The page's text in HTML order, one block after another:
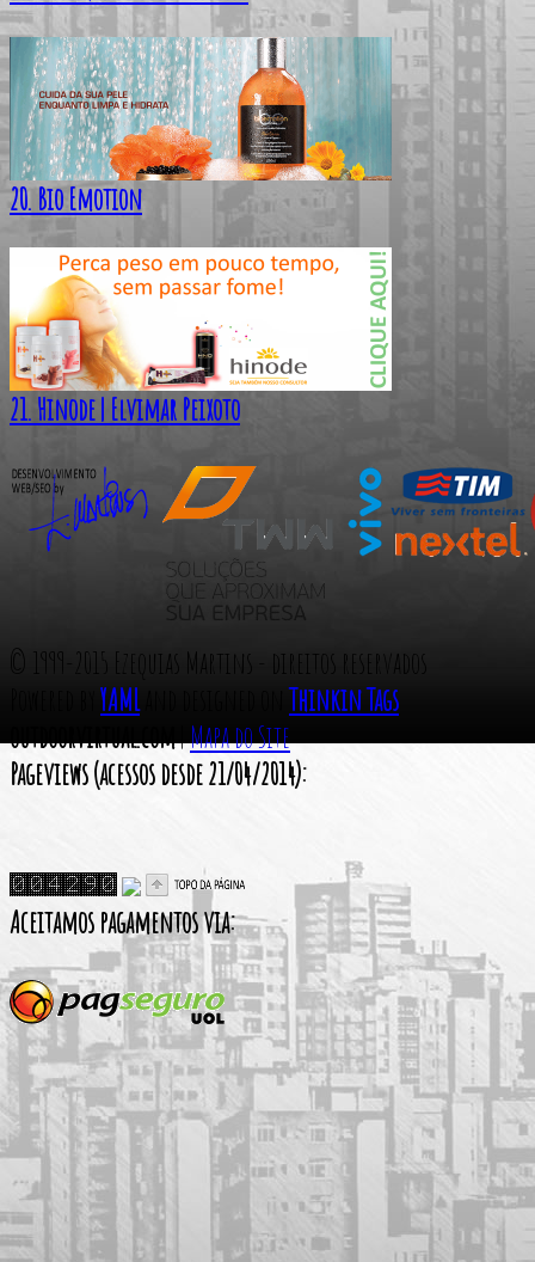
20. Bio Emotion
21. Hinode | Elvimar Peixoto
© 1999-2015 Ezequias Martins - direitos reservados
YAMLand designed onThinkin Tags
outdoorvirtual.com|Mapa do Site
Pageviews (acessos desde 21/04/2014):
Aceitamos pagamentos via: